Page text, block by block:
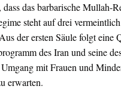
das barbarische
steht auf drei
der ersten Säule folgt eine
des Iran und seine
mit Frauen und
erwarten.